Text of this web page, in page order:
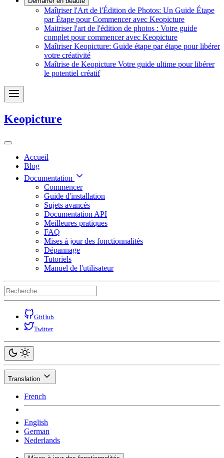
Maîtriser l'Art de l'Édition de Photos: Un Guide Étape
par Étape pour Commencer avec Keopicture
Maitriser l'art de l'édition de photos : Votre guide
complet pour commencer avec Keopicture
Maîtriser Keopicture: Guide étape par étape pour libérer
votre créativité
Maîtrise de Keopicture Votre guide ultime pour libérer
le potentiel créatif
Keopicture
Accueil
Blog
Documentation
Commencer
Guide d'installation
Sujets avancés
Documentation API
Meilleures pratiques
FAQ
Mises à jour des fonctionnalités
Dépannage
Tutoriels
Manuel de l'utilisateur
GitHub
Twitter
Translation
French
English
German
Nederlands